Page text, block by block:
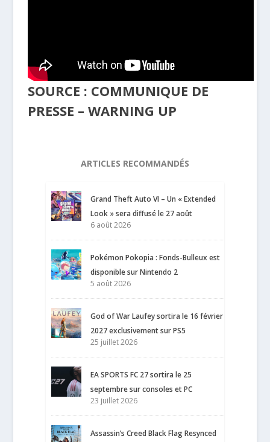
SOURCE : COMMUNIQUE DE
PRESSE – WARNING UP
ARTICLES RECOMMANDÉS
Grand Theft Auto VI – Un « Extended
Look » sera diffusé le 27 août
6 août 2026
Pokémon Pokopia : Fonds-Bulleux est
disponible sur Nintendo 2
5 août 2026
God of War Laufey sortira le 16 février
2027 exclusivement sur PS5
25 juillet 2026
EA SPORTS FC 27 sortira le 25
septembre sur consoles et PC
23 juillet 2026
Assassin’s Creed Black Flag Resynced